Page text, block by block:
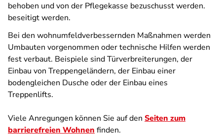
behoben und von der Pflegekasse bezuschusst werden.
beseitigt werden.
Bei den wohnumfeldverbessernden Maßnahmen werden
Umbauten vorgenommen oder technische Hilfen werden
fest verbaut. Beispiele sind Türverbreiterungen, der
Einbau von Treppengeländern, der Einbau einer
bodengleichen Dusche oder der Einbau eines
Treppenlifts.
Viele Anregungen können Sie auf den Seiten zum
barrierefreien Wohnen finden.